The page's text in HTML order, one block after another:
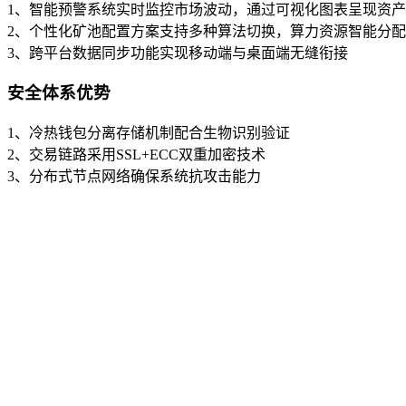
1、智能预警系统实时监控市场波动，通过可视化图表呈现资
2、个性化矿池配置方案支持多种算法切换，算力资源智能分配
3、跨平台数据同步功能实现移动端与桌面端无缝衔接
安全体系优势
1、冷热钱包分离存储机制配合生物识别验证
2、交易链路采用SSL+ECC双重加密技术
3、分布式节点网络确保系统抗攻击能力